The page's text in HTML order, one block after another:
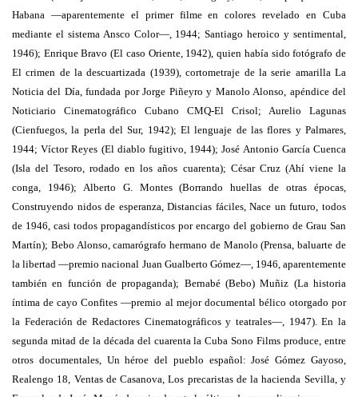
Habana —aparentemente el primer filme en colores revelado en Cuba
mediante el sistema Ansco Color—, 1944; Santiago heroico y sentimental,
1946); Enrique Bravo (El caso Oriente, 1942), quien había sido fotógrafo de
El crimen de la descuartizada (1939), cortometraje de la serie amarilla La
Noticia del Día, fundada por Jorge Piñeyro y Manolo Alonso, apéndice del
Noticiario Cinematográfico Cubano CMQ-El Crisol; Aurelio Lagunas
(Cienfuegos, la perla del Sur, 1942); El lenguaje de las flores y Palmares,
1944; Víctor Reyes (El diablo fugitivo, 1944); José Antonio García Cuenca
(Isla del Tesoro, rodado en los años cuarenta); César Cruz (Ahí viene la
conga, 1946); Alberto G. Montes (Borrando huellas de otras épocas,
Construyendo nidos de esperanza, Distancias fáciles, Nace un futuro, todos
de 1946, casi todos propagandísticos por encargo del gobierno de Grau San
Martín); Bebo Alonso, camarógrafo hermano de Manolo (Prensa, baluarte de
la libertad —premio nacional Juan Gualberto Gómez—, 1946, aparentemente
también en función de propaganda); Bernabé (Bebo) Muñiz (La historia
íntima de cayo Confites —premio al mejor documental bélico otorgado por
la Federación de Redactores Cinematográficos y teatrales—, 1947). En la
segunda mitad de la década del cuarenta la Cuba Sono Films produce, entre
otros documentales, Un héroe del pueblo español: José Gómez Gayoso,
Realengo 18, Ventas de Casanova, Los precaristas de la hacienda Sevilla, y